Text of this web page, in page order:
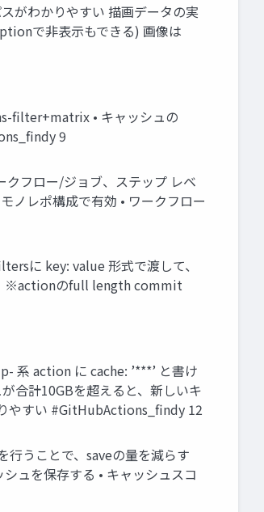
がわかりやすい 描画データの実
で非表示もできる) 画像は
filter+matrix • キャッシュの
9
クフロー/ジョブ、ステップ レベ
ノレポ構成で有効 • ワークフロー
に key: value 形式で渡して、
※actionのfull length commit
系 action に cache: ’***’ と書け
合計10GBを超えると、新しいキ
やすい #GitHubActions_findy 12
行うことで、saveの量を減らす
ュを保存する • キャッシュスコ